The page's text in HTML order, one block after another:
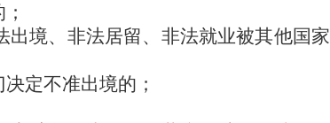
出境、非法居留、非法就业被其他国家
定不准出境的；